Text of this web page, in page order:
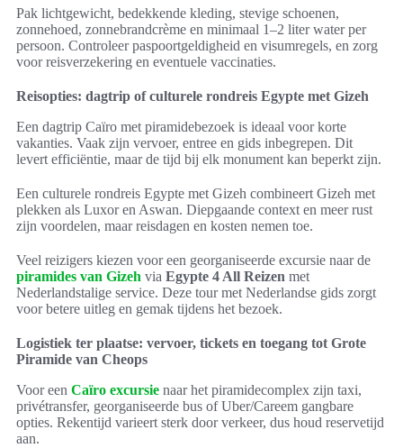
Pak lichtgewicht, bedekkende kleding, stevige schoenen,
zonnehoed, zonnebrandcrème en minimaal 1–2 liter water per
persoon. Controleer paspoortgeldigheid en visumregels, en zorg
voor reisverzekering en eventuele vaccinaties.
Reisopties: dagtrip of culturele rondreis Egypte met Gizeh
Een dagtrip Caïro met piramidebezoek is ideaal voor korte
vakanties. Vaak zijn vervoer, entree en gids inbegrepen. Dit
levert efficiëntie, maar de tijd bij elk monument kan beperkt zijn.
Een culturele rondreis Egypte met Gizeh combineert Gizeh met
plekken als Luxor en Aswan. Diepgaande context en meer rust
zijn voordelen, maar reisdagen en kosten nemen toe.
Veel reizigers kiezen voor een georganiseerde excursie naar de
piramides van Gizeh via Egypte 4 All Reizen met
Nederlandstalige service. Deze tour met Nederlandse gids zorgt
voor betere uitleg en gemak tijdens het bezoek.
Logistiek ter plaatse: vervoer, tickets en toegang tot Grote
Piramide van Cheops
Voor een Caïro excursie naar het piramidecomplex zijn taxi,
privétransfer, georganiseerde bus of Uber/Careem gangbare
opties. Rekentijd varieert sterk door verkeer, dus houd reservetijd
aan.